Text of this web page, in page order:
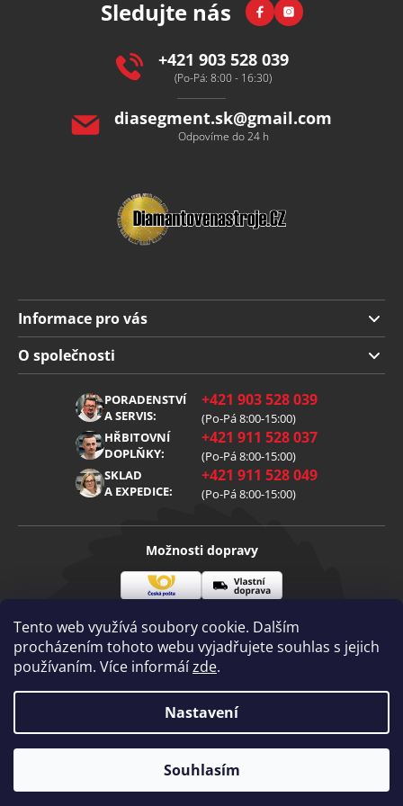
Tento web využívá soubory cookie. Dalším
procházením tohoto webu vyjadřujete souhlas s jejich
používaním. Více informáízde.
Nastavení
Souhlasím
Sledujte nás FacebookInstagram
+421 903 528 039
(Po-Pá: 8:00 - 16:30)
diasegment.sk@gmail.com
Odpovíme do 24 h
Informace pro vás
Doprava a platba
Obchodní podmínky
Reklamace
Zpracování osobních údajů
O společnosti
PORADENSTVÍ
A SERVIS:
+421 903 528 039
(Po-Pá 8:00-15:00)
HŘBITOVNÍ
DOPLŇKY:
+421 911 528 037
(Po-Pá 8:00-15:00)
SKLAD
A EXPEDICE:
+421 911 528 049
(Po-Pá 8:00-15:00)
Možnosti dopravy
pošta
doprava
Visa Mastercard
Vytvořil Shoptet | mime digital
Copyright 2026
Diamantovenastroje.cz. Všechna práva
vyhrazena.